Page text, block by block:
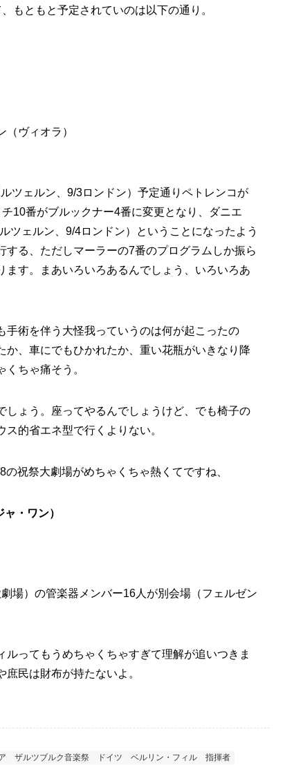
もともと予定されていのは以下の通り。
ヴィオラ）
ツェルン、9/3ロンドン）予定通りペトレンコが
10番がブルックナー4番に変更となり、ダニエ
ツェルン、9/4ロンドン）ということになったよう
る、ただしマーラーの7番のプログラムしか振ら
す。まあいろいろあるんでしょう、いろいろあ
術を伴う大怪我っていうのは何が起こったの
、車にでもひかれたか、重い花瓶がいきなり降
ちゃ痛そう。
ょう。座ってやるんでしょうけど、でも椅子の
的省エネ型で行くよりない。
の祝祭大劇場がめちゃくちゃ熱くてですね、
・ワン）
場）の管楽器メンバー16人が別会場（フェルゼン
ってもうめちゃくちゃすぎて理解が追いつきま
民は財布が持たないよ。
ザルツブルク音楽祭 ドイツ ベルリン・フィル 指揮者